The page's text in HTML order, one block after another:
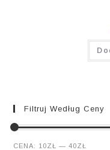
Filtruj Według Ceny
Cena
Cena
CENA: 10ZŁ —40ZŁ